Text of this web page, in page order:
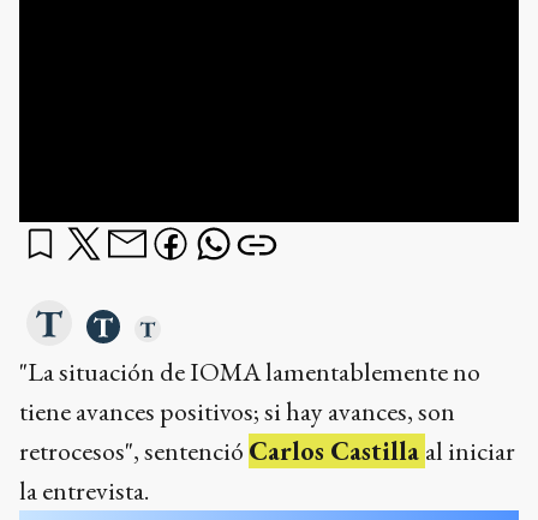
"La situación de IOMA lamentablemente no
tiene avances positivos; si hay avances, son
retrocesos", sentenció Carlos Castilla al iniciar
la entrevista.